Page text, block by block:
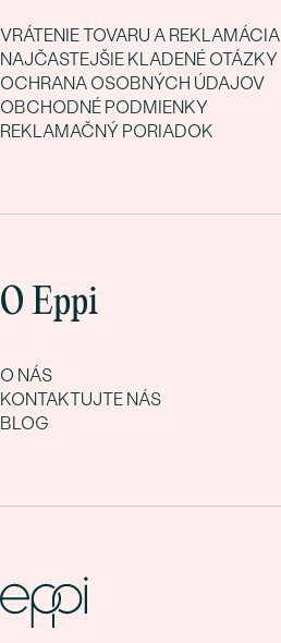
VRÁTENIE TOVARU A REKLAMÁCIA
NAJČASTEJŠIE KLADENÉ OTÁZKY
OCHRANA OSOBNÝCH ÚDAJOV
OBCHODNÉ PODMIENKY
REKLAMAČNÝ PORIADOK
O Eppi
O NÁS
KONTAKTUJTE NÁS
BLOG